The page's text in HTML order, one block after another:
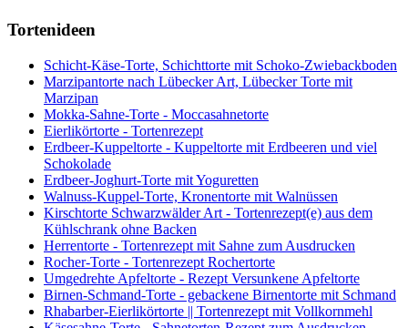
Tortenideen
Schicht-Käse-Torte, Schichttorte mit Schoko-Zwiebackboden
Marzipantorte nach Lübecker Art, Lübecker Torte mit
Marzipan
Mokka-Sahne-Torte - Moccasahnetorte
Eierlikörtorte - Tortenrezept
Erdbeer-Kuppeltorte - Kuppeltorte mit Erdbeeren und viel
Schokolade
Erdbeer-Joghurt-Torte mit Yoguretten
Walnuss-Kuppel-Torte, Kronentorte mit Walnüssen
Kirschtorte Schwarzwälder Art - Tortenrezept(e) aus dem
Kühlschrank ohne Backen
Herrentorte - Tortenrezept mit Sahne zum Ausdrucken
Rocher-Torte - Tortenrezept Rochertorte
Umgedrehte Apfeltorte - Rezept Versunkene Apfeltorte
Birnen-Schmand-Torte - gebackene Birnentorte mit Schmand
Rhabarber-Eierlikörtorte || Tortenrezept mit Vollkornmehl